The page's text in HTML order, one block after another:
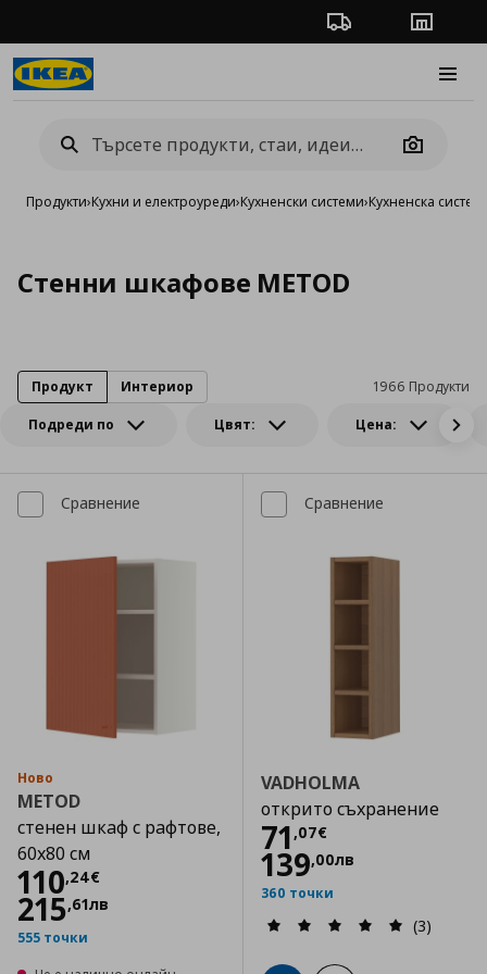
Проследяване на
Camera
Продукти›Кухни и електроуреди›Кухненски системи›Кухненска
Стенни шкафове METOD
Подреди по Цвят: Цена:
1966 Продукти
Продукт Интериор
Сравнение
Ново
METOD
стенен шкаф с рафтове,
60x80 см
110,24€
Цена
215,61лв
555 точки
Сравнение
VADHOLMA
открито съхранение
71 ,07€
Цена
139,00лв
360 точки
(3)